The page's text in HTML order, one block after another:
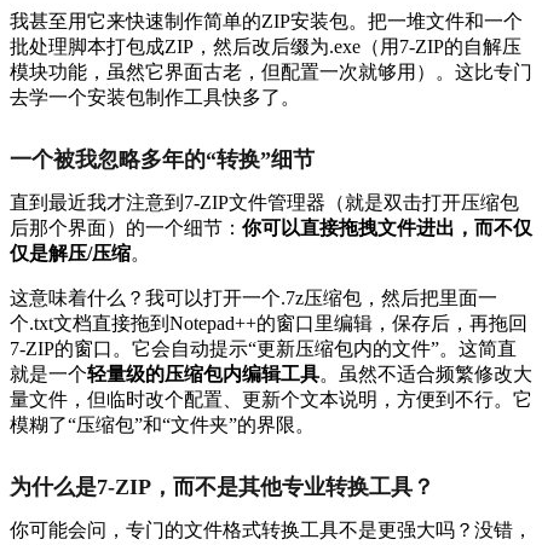
我甚至用它来快速制作简单的ZIP安装包。把一堆文件和一个
批处理脚本打包成ZIP，然后改后缀为.exe（用7-ZIP的自解压
模块功能，虽然它界面古老，但配置一次就够用）。这比专门
去学一个安装包制作工具快多了。
一个被我忽略多年的“转换”细节
直到最近我才注意到7-ZIP文件管理器（就是双击打开压缩包
后那个界面）的一个细节： 你可以直接拖拽文件进出，而不仅
仅是解压/压缩。
这意味着什么？我可以打开一个.7z压缩包，然后把里面一
个.txt文档直接拖到Notepad++的窗口里编辑，保存后，再拖回
7-ZIP的窗口。它会自动提示“更新压缩包内的文件”。这简直
就是一个轻量级的压缩包内编辑工具。虽然不适合频繁修改大
量文件，但临时改个配置、更新个文本说明，方便到不行。它
模糊了“压缩包”和“文件夹”的界限。
为什么是7-ZIP，而不是其他专业转换工具？
你可能会问，专门的文件格式转换工具不是更强大吗？没错，